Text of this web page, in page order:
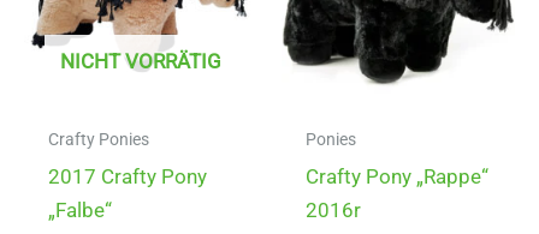
NICHT VORRÄTIG
Crafty Ponies
2017 Crafty Pony
„Falbe“
Ponies
Crafty Pony „Rappe“
2016r